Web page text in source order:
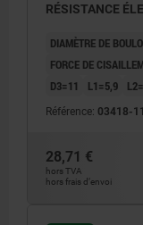
RÉSISTANCE
DIAMÈTRE DE
FORCE DE
D3=11
L1=5,9
Référence: 03418-
28,71 €
hors TVA
hors frais d’envoi